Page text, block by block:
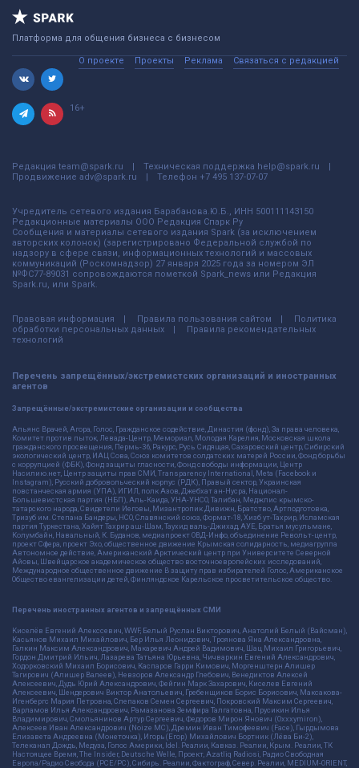
Платформа для общения бизнеса с бизнесом
О проекте Проекты Реклама Связаться с редакцией
16+
Редакция team@spark.ru Техническая поддержка help@spark.ru
Продвижение adv@spark.ru Телефон +7 495 137-07-07
Учредитель сетевого издания Барабанова.Ю.Б., ИНН 500111143150
Редакционные материалы ООО Редакция Спарк Ру
Сообщения и материалы сетевого издания Spark (за исключением
авторских колонок) (зарегистрировано Федеральной службой по
надзору в сфере связи, информационных технологий и массовых
коммуникаций (Роскомнадзор) 27 января 2025 года за номером ЭЛ
№ФС77-89031 сопровождаются пометкой Spark_news или Редакция
Spark.ru, или Spark.
Правовая информация Правила пользования сайтом
Политика
обработки персональных данных
Правила рекомендательных
технологий
Перечень запрещённых/экстремистских организаций и иностранных
агентов
Запрещённые/экстремистские организации и сообщества
Альянс Врачей, Агора, Голос, Гражданское содействие, Династия (фонд), За права человека,
Комитет против пыток, Левада-Центр, Мемориал, Молодая Карелия, Московская школа
гражданского просвещения, Пермь-36, Ракурс, Русь Сидящая, Сахаровский центр, Сибирский
экологический центр, ИАЦ Сова, Союз комитетов солдатских матерей России, Фонд борьбы
с коррупцией (ФБК), Фонд защиты гласности, Фонд свободы информации, Центр
Насилию.нет, Центр защиты прав СМИ, Transparency International, Meta (Facebook и
Instagram), Русский добровольческий корпус (РДК), Правый сектор, Украинская
повстанческая армия (УПА), ИГИЛ, полк Азов, Джебхат ан-Нусра, Национал-
Большевистская партия (НБП), Аль-Каида, УНА-УНСО, Талибан, Меджлис крымско-
татарского народа, Свидетели Иеговы, Мизантропик Дивижн, Братство, Артподготовка,
Тризуб им. Степана Бандеры, НСО, Славянский союз, Формат-18, Хизб ут-Тахрир, Исламская
партия Туркестана, Хайят Тахрир аш-Шам, Таухид валь-Джихад, АУЕ, Братья мусульмане,
Колумбайн, Навальный, К. Буданов, медиапроект ОВД-Инфо, объединение Револьт-центр,
проект Сфера, проект Эхо, общественное движение Крымская солидарность, медиагруппа
Автономное действие, Американский Арктический центр при Университете Северной
Айовы, Швейцарское академическое общество восточноевропейских исследований,
Международное общественное движение В защиту прав избирателей Голос, Американское
Общество евангелизации детей, Финляндское Карельское просветительское общество.
Перечень иностранных агентов и запрещённых СМИ
Киселёв Евгений Алекссевич, WWF, Белый Руслан Викторович, Анатолий Белый (Вайсман),
Касьянов Михаил Михайлович, Бер Илья Леонидович, Троянова Яна Александровна,
Галкин Максим Александрович, Макаревич Андрей Вадимович, Шац Михаил Григорьевич,
Гордон Дмитрий Ильич, Лазарева Татьяна Юрьевна, Чичваркин Евгений Александрович,
Ходорковский Михаил Борисович, Каспаров Гарри Кимович, Моргенштерн Алишер
Тагирович (Алишер Валеев), Невзоров Александр Глебович, Венедиктов Алексей
Алексеевич, Дудь Юрий Александрович, Фейгин Марк Захарович, Киселев Евгений
Алексеевич, Шендерович Виктор Анатольевич, Гребенщиков Борис Борисович, Максакова-
Игенбергс Мария Петровна, Слепаков Семен Сергеевич, Покровский Максим Сергеевич,
Варламов Илья Александрович, Рамазанова Земфира Талгатовна, Прусикин Илья
Владимирович, Смольянинов Артур Сергеевич, Федоров Мирон Янович (Oxxxymiron),
Алексеев Иван Александрович (Noize MC), Дремин Иван Тимофеевич (Face), Гырдымова
Елизавета Андреевна (Монеточка), Игорь(Егор) Михайлович Бортник (Лёва Би-2),
Телеканал Дождь, Медуза, Голос Америки, Idel. Реалии, Кавказ. Реалии, Крым. Реалии, ТК
Настоящее Время, The Insider, Deutsche Welle, Проект, Azatliq Radiosi, Радио Свободная
Европа/Радио Свобода (PCE/PC), Сибирь. Реалии, Фактограф, Север. Реалии, MEDIUM-ORIENT,